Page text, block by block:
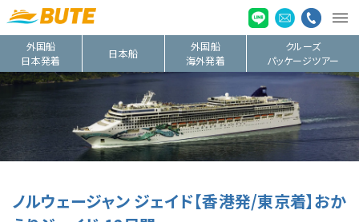
外国船
日本発着
日本船
外国船
海外発着
クルーズ
パッケージツアー
ノルウェージャン ジェイド【香港発/東京着】おか